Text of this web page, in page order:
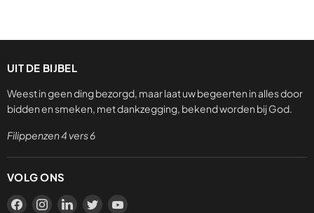
UIT DE BIJBEL
Weest in geen ding bezorgd, maar laat uw begeerten in alles door
bidden en smeken, met dankzegging, bekend worden bij God.
Filippenzen 4 vers 6
VOLG ONS
Vind Vind Vind Vind Vind